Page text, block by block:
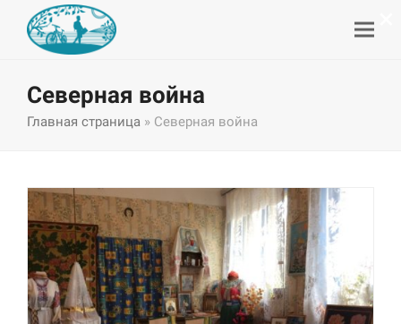
Северная война
Главная страница » Северная война